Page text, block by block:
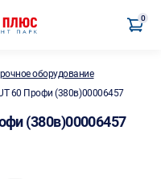
0
оборудование
60 Профи (380в)00006457
(380в)00006457